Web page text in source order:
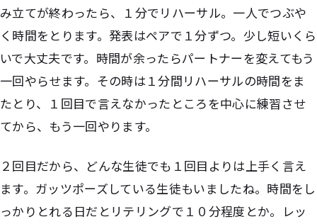
み立てが終わったら、１分でリハーサル。一人でつぶや
く時間をとります。発表はペアで１分ずつ。少し短いくら
いで大丈夫です。時間が余ったらパートナーを変えてもう
一回やらせます。その時は１分間リハーサルの時間をま
たとり、１回目で言えなかったところを中心に練習させ
てから、もう一回やります。
２回目だから、どんな生徒でも１回目よりは上手く言え
ます。ガッツポーズしている生徒もいましたね。時間をし
っかりとれる日だとリテリングで１０分程度とか。レッ